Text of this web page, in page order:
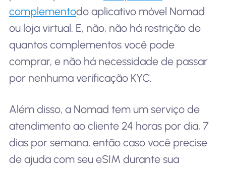
complementodo aplicativo móvel Nomad
ou loja virtual. E, não, não há restrição de
quantos complementos você pode
comprar, e não há necessidade de passar
por nenhuma verificação KYC.
Além disso, a Nomad tem um serviço de
atendimento ao cliente 24 horas por dia, 7
dias por semana, então caso você precise
de ajuda com seu eSIM durante sua